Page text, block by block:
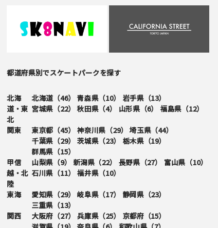
都道府県別でスケートパークを探す
北海
道・東
北
北海道（46） 青森県（10） 岩手県（13）
宮城県（22） 秋田県（4） 山形県（6） 福島県（12）
関東 東京都（45） 神奈川県（29） 埼玉県（44）
千葉県（29） 茨城県（23） 栃木県（19）
群馬県（15）
甲信
越・北
陸
山梨県（9） 新潟県（22） 長野県（27） 富山県（10）
石川県（11） 福井県（10）
東海 愛知県（29） 岐阜県（17） 静岡県（23）
三重県（13）
関西
大阪府（27） 兵庫県（25） 京都府（15）